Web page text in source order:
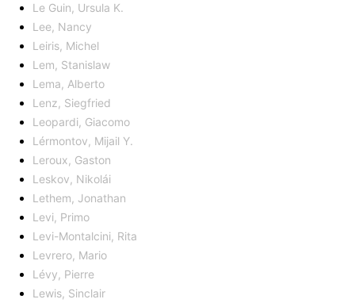
Le Guin, Ursula K.
Lee, Nancy
Leiris, Michel
Lem, Stanislaw
Lema, Alberto
Lenz, Siegfried
Leopardi, Giacomo
Lérmontov, Mijail Y.
Leroux, Gaston
Leskov, Nikolái
Lethem, Jonathan
Levi, Primo
Levi-Montalcini, Rita
Levrero, Mario
Lévy, Pierre
Lewis, Sinclair